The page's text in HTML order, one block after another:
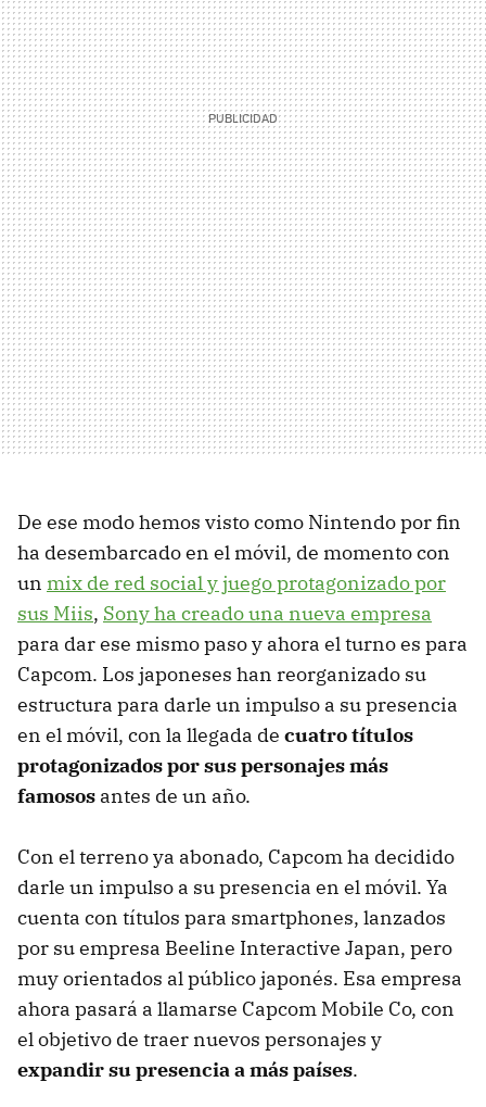
De ese modo hemos visto como Nintendo por fin
ha desembarcado en el móvil, de momento con
un mix de red social y juego protagonizado por
sus Miis, Sony ha creado una nueva empresa
para dar ese mismo paso y ahora el turno es para
Capcom. Los japoneses han reorganizado su
estructura para darle un impulso a su presencia
en el móvil, con la llegada de cuatro títulos
protagonizados por sus personajes más
famosos antes de un año.
Con el terreno ya abonado, Capcom ha decidido
darle un impulso a su presencia en el móvil. Ya
cuenta con títulos para smartphones, lanzados
por su empresa Beeline Interactive Japan, pero
muy orientados al público japonés. Esa empresa
ahora pasará a llamarse Capcom Mobile Co, con
el objetivo de traer nuevos personajes y
expandir su presencia a más países.